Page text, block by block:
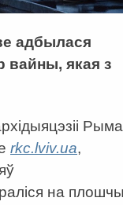
адбылася
вайны, якая з
rkc.lviv.ua,
на